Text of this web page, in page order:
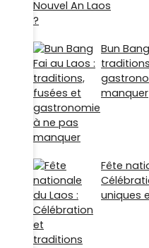
Bun
manquer
Fête
uniques